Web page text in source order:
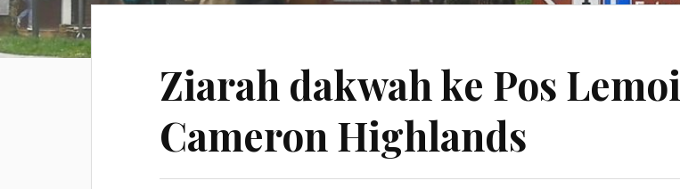
Ziarah dakwah ke Pos Lemoi
Cameron Highlands